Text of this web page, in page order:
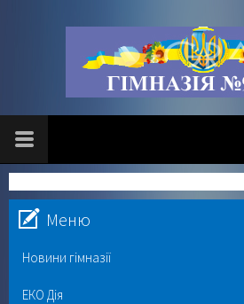
Меню
Новини гімназії
ЕКО Дія